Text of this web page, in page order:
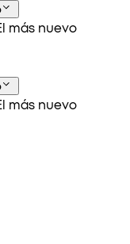
más nuevo
más nuevo